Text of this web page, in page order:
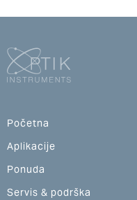
Početna
Aplikacije
Ponuda
Servis & podrška